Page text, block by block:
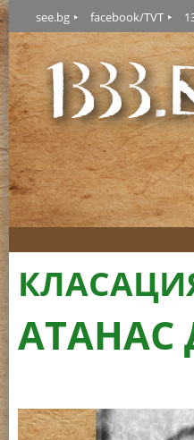
see.bg facebook/TVT